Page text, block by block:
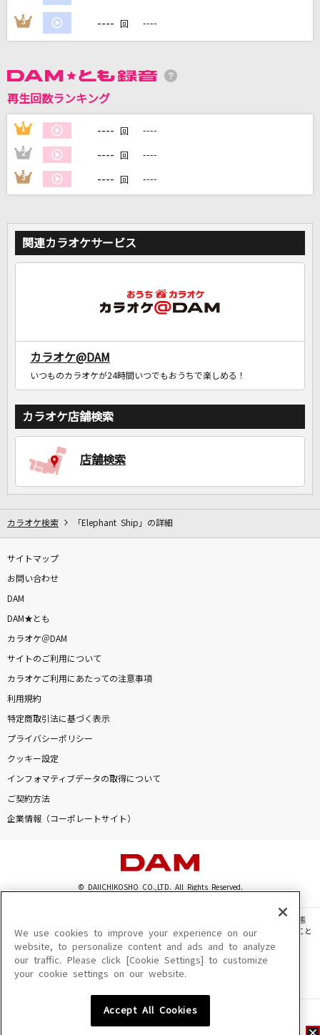
DAMに会員登録・ログインして
家族や友達と一緒に！練習にも！
3 ---- 回 ----
再生回数ランキング
1 ---- 回 ----
2 ---- 回 ----
3 ---- 回 ----
関連カラオケサービス
カラオケ@DAM
いつものカラオケが24時間いつでもおうちで楽しめる！
カラオケ店舗検索
店舗検索
カラオケ検索 「Elephant Ship」の詳細
サイトマップ
お問い合わせ
DAM
DAM★とも
カラオケ＠DAM
サイトのご利用について
カラオケご利用にあたっての注意事項
利用規約
特定商取引法に基づく表示
プライバシーポリシー
クッキー設定
インフォマティブデータの取得について
ご契約方法
企業情報（コーポレートサイト）
© DAIICHIKOSHO CO.,LTD. All Rights Reserved.
このサイトに掲載されている一切の文章・画像・写真・動画・音声等を、手段や形態
を問わず、著作権法の定める範囲を超えて無断で複製、転載、ファイル化などすること
を禁じます。
楽曲及びコンテンツは、機種によりご利用いただけない場合があります。
楽曲及びコンテンツの配信日、配信内容が変更になる場合があります。
We use cookies to improve your experience on our
website, to personalize content and ads and to analyze
our traffic. Please click [Cookie Settings] to customize
your cookie settings on our website.
Accept All Cookies